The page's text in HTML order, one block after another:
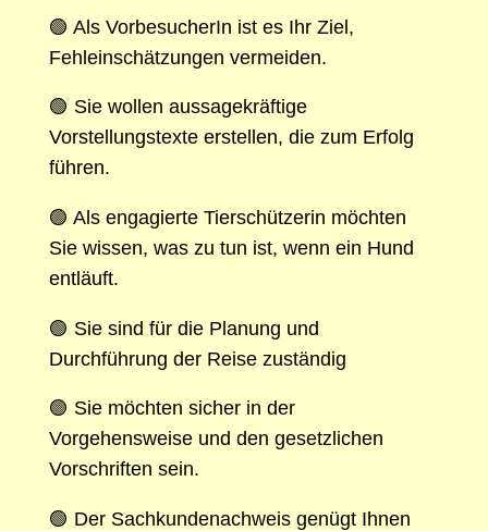
🟢 Als VorbesucherIn ist es Ihr Ziel,
Fehleinschätzungen vermeiden.
🟢 Sie wollen aussagekräftige
Vorstellungstexte erstellen, die zum Erfolg
führen.
🟢 Als engagierte Tierschützerin möchten
Sie wissen, was zu tun ist, wenn ein Hund
entläuft.
🟢 Sie sind für die Planung und
Durchführung der Reise zuständig
🟢 Sie möchten sicher in der
Vorgehensweise und den gesetzlichen
Vorschriften sein.
🟢 Der Sachkundenachweis genügt Ihnen